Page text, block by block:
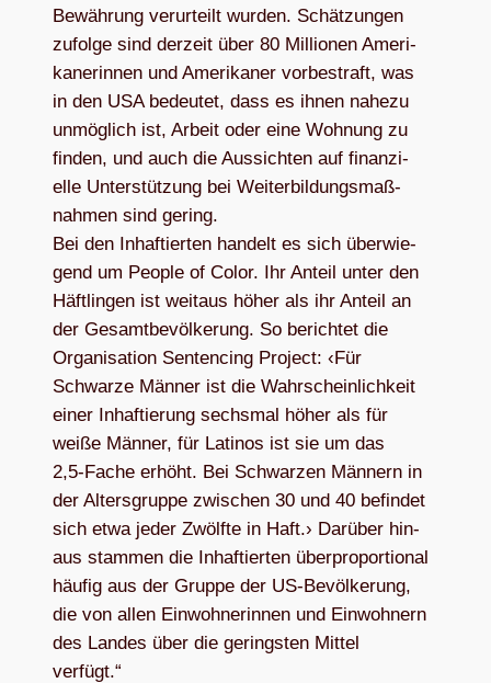
Bewäh­rung ver­ur­teilt wur­den. Schät­zun­gen
zufolge sind der­zeit über 80 Mil­lio­nen Ame­ri­
ka­ne­rin­nen und Ame­ri­ka­ner vor­be­straft, was
in den USA bedeu­tet, dass es ihnen nahezu
unmög­lich ist, Arbeit oder eine Woh­nung zu
fin­den, und auch die Aus­sich­ten auf finan­zi­
elle Unter­stüt­zung bei Wei­ter­bil­dungs­maß­
nah­men sind gering.
Bei den Inhaf­tier­ten han­delt es sich über­wie­
gend um Peo­ple of Color. Ihr Anteil unter den
Häft­lin­gen ist weit­aus höher als ihr Anteil an
der Gesamt­be­völ­ke­rung. So berich­tet die
Orga­ni­sa­tion Sen­ten­cing Pro­ject: ‹Für
Schwarze Män­ner ist die Wahr­schein­lich­keit
einer Inhaf­tie­rung sechs­mal höher als für
weiße Män­ner, für Lati­nos ist sie um das
2,5‑Fache erhöht. Bei Schwar­zen Män­nern in
der Alters­gruppe zwi­schen 30 und 40 befin­det
sich etwa jeder Zwölfte in Haft.› Dar­über hin­
aus stam­men die Inhaf­tier­ten über­pro­por­tio­nal
häu­fig aus der Gruppe der US-Bevöl­ke­rung,
die von allen Ein­woh­ne­rin­nen und Ein­woh­nern
des Lan­des über die gerings­ten Mit­tel
verfügt.“